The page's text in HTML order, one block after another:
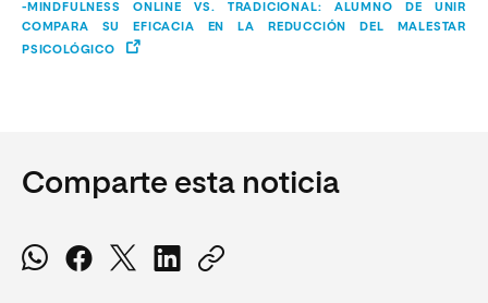
-MINDFULNESS ONLINE VS. TRADICIONAL: ALUMNO DE UNIR
COMPARA SU EFICACIA EN LA REDUCCIÓN DEL MALESTAR
PSICOLÓGICO
Comparte esta noticia